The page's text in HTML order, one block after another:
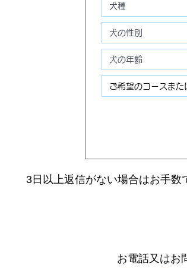
3日以上返信がない場合はお手数
お電話又はお